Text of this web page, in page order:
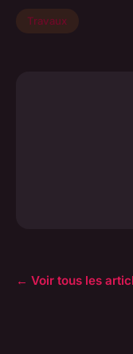
Travaux
← Voir tous les